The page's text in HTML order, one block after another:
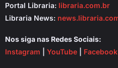
Portal Libraria: libraria.com.br
Libraria News:
Nos siga nas Redes Sociais:
Instagram
YouTube Facebook